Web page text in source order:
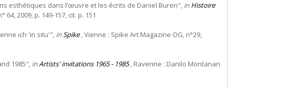
esthétiques dans l’œuvre et les écrits de Daniel Buren", in Histoire
2009, p. 149-157, cit. p. 151
ich 'in situ'", inSpike, Vienne : Spike Art Magazine OG, n°29,
1985", inArtists' invitations 1965 - 1985, Ravenne : Danilo Montanari